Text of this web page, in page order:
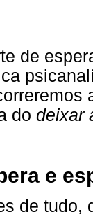
de
do deixar
e
de tudo,